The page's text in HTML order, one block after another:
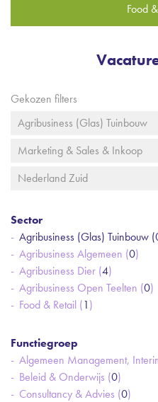
Food
Gekozen filters
Agribusiness (Glas) Tuinbouw
Marketing & Sales & Inkoop
Nederland Zuid
Sector
Agribusiness (Glas) Tuinbouw (
Agribusiness Algemeen (0)
Agribusiness Dier (4)
Agribusiness Open Teelten (0)
Food & Retail (1)
Functiegroep
Algemeen Management,
Beleid & Onderwijs (0)
Consultancy & Advies (0)